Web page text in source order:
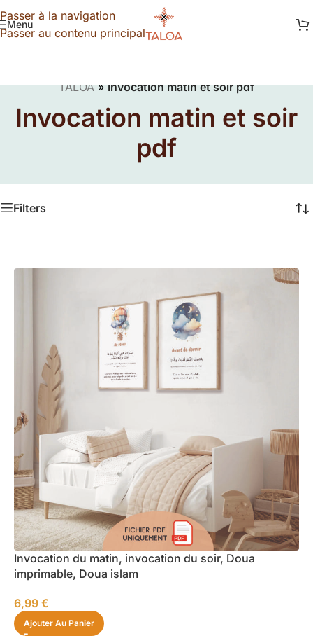
Passer à la navigation
Passer au contenu principal
Menu
TALOA»Invocation matin et soir pdf
Invocation matin et soir
pdf
Filters
Invocation du matin, invocation du soir, Doua
imprimable, Doua islam
6,99 €
Ajouter Au Panier